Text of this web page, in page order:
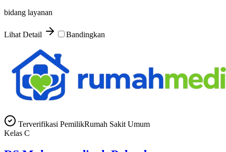
bidang layanan
Lihat Detail Bandingkan
Terverifikasi PemilikRumah Sakit Umum
Kelas C